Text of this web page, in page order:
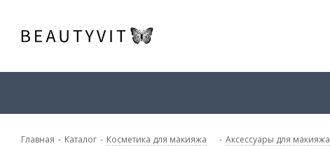
Главная - Каталог - Косметика для макияжа - Аксессуары для макияжа